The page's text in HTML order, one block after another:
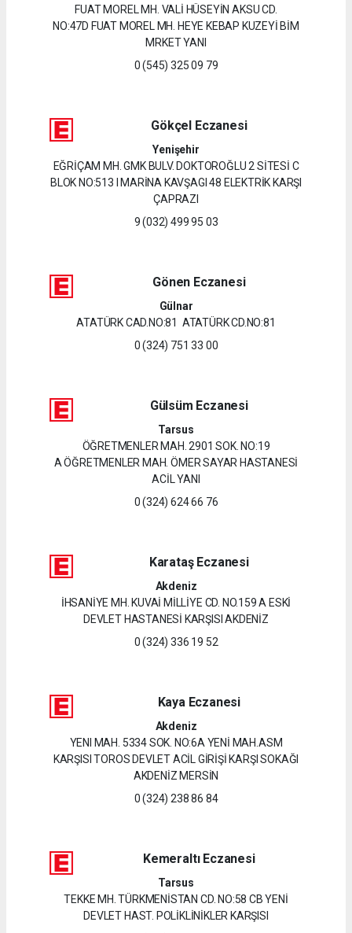
FUAT MOREL MH. VALİ HÜSEYİN AKSU CD.
NO:47D FUAT MOREL MH. HEYE KEBAP KUZEYİ BİM
MRKET YANI
0 (545) 325 09 79
Gökçel Eczanesi
Yenişehir
EĞRİÇAM MH. GMK BULV. DOKTOROĞLU 2 SİTESİ C
BLOK NO:513 I MARİNA KAVŞAGI 48 ELEKTRİK KARŞI
ÇAPRAZI
9 (032) 499 95 03
Gönen Eczanesi
Gülnar
ATATÜRK CAD.NO:81 ATATÜRK CD.NO:81
0 (324) 751 33 00
Gülsüm Eczanesi
Tarsus
ÖĞRETMENLER MAH. 2901 SOK. NO:19
A ÖĞRETMENLER MAH. ÖMER SAYAR HASTANESİ
ACİL YANI
0 (324) 624 66 76
Karataş Eczanesi
Akdeniz
İHSANİYE MH. KUVAİ MİLLİYE CD. NO.159 A ESKİ
DEVLET HASTANESİ KARŞISI AKDENİZ
0 (324) 336 19 52
Kaya Eczanesi
Akdeniz
YENI MAH. 5334 SOK. NO:6A YENİ MAH.ASM
KARŞISI TOROS DEVLET ACİL GİRİŞİ KARŞI SOKAĞI
AKDENİZ MERSİN
0 (324) 238 86 84
Kemeraltı Eczanesi
Tarsus
TEKKE MH. TÜRKMENİSTAN CD. NO:58 CB YENİ
DEVLET HAST. POLİKLİNİKLER KARŞISI